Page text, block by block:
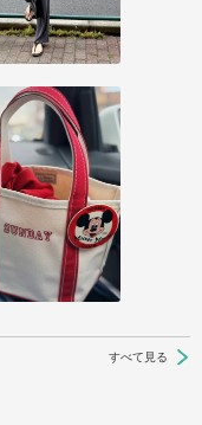
すべて見る